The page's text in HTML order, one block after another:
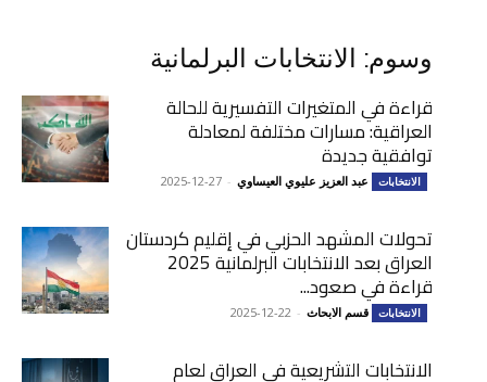
وسوم: الانتخابات البرلمانية
قراءة في المتغيرات التفسيرية للحالة
العراقية: مسارات مختلفة لمعادلة
توافقية جديدة
الانتخابات عبد العزيز عليوي العيساوي -
2025-12-27
تحولات المشهد الحزبي في إقليم كردستان
العراق بعد الانتخابات البرلمانية 2025
قراءة في صعود...
الانتخابات قسم الابحاث -
2025-12-22
الانتخابات التشريعية في العراق لعام